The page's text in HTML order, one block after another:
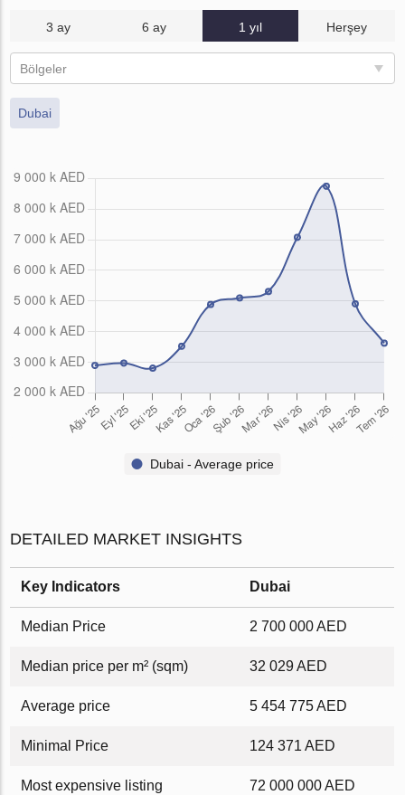
3 ay 6 ay 1 yıl Herşey
Bölgeler
Dubai
Dubai - Average price
DETAILED MARKET INSIGHTS
Key Indicators Dubai
Median Price 2 700 000 AED
Median price per m² (sqm) 32 029 AED
Average price 5 454 775 AED
Minimal Price 124 371 AED
Most expensive listing 72 000 000 AED